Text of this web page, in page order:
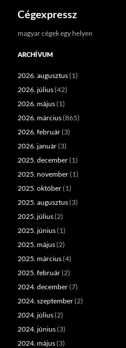
Kilépés
Cégexpressz
magyar cégek egy helyen
ARCHÍVUM
2026. augusztus(1)
2026. július(42)
2026. május(1)
2026. március(865)
2026. február(3)
2026. január(3)
2025. december(1)
2025. november(1)
2025. október(1)
2025. augusztus(3)
2025. július(2)
2025. június(1)
2025. május(2)
2025. március(4)
2025. február(2)
2024. december(7)
2024. szeptember(2)
2024. július(2)
2024. június(3)
2024. május(3)